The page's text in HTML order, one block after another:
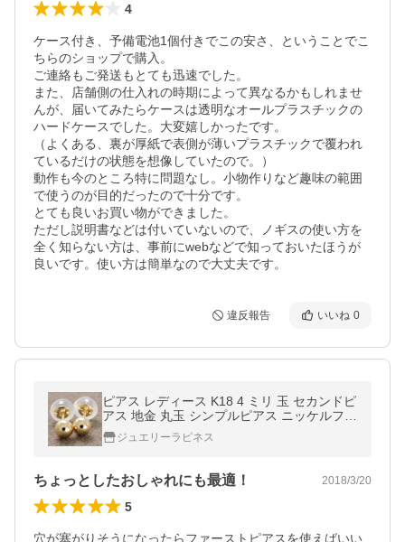
4
ケース付き、予備電池1個付きでこの安さ、ということでこ
ちらのショップで購入。
ご連絡もご発送もとても迅速でした。
また、店舗側の仕入れの時期によって異なるかもしれませ
んが、届いてみたらケースは透明なオールプラスチックの
ハードケースでした。大変嬉しかったです。
（よくある、裏が厚紙で表側が薄いプラスチックで覆われ
ているだけの状態を想像していたので。）
動作も今のところ特に問題なし。小物作りなど趣味の範囲
で使うのが目的だったので十分です。
とても良いお買い物ができました。
ただし説明書などは付いていないので、ノギスの使い方を
全く知らない方は、事前にwebなどで知っておいたほうが
良いです。使い方は簡単なので大丈夫です。
違反報告 いいね 0
ピアス レディース K18 4 ミリ 玉 セカンドピ
アス 地金 丸玉 シンプルピアス ニッケルフリ
ー 送料無料 送料無料 軸太 0.9mm 0.8ミリ
ジュエリーラピネス
ちょっとしたおしゃれにも最適！ 2018/3/20
5
穴が塞がりそうになったらファーストピアスを使えばいい